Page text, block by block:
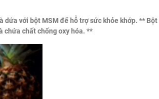
với bột MSM để hỗ trợ sức khỏe khớp. **
chứa chất chống oxy hóa. **